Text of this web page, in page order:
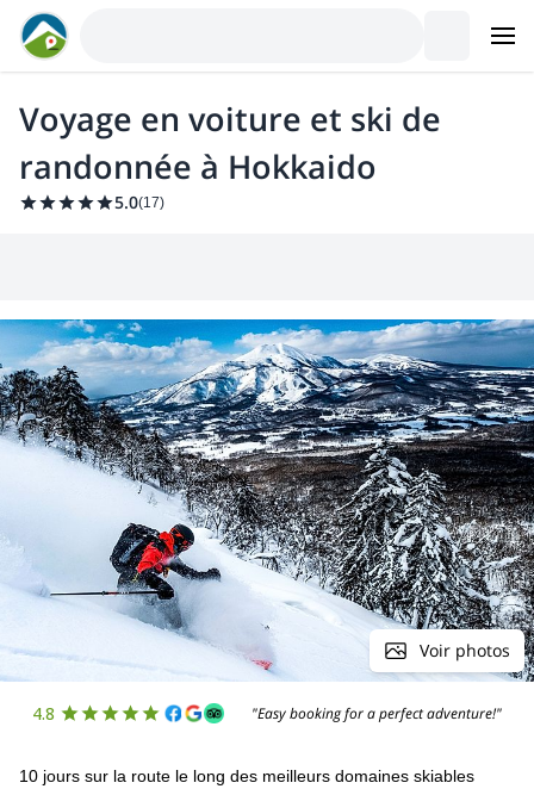
Voyage en voiture et ski de
randonnée à Hokkaido
5.0(17)
Voir photos
4.8 "Easy booking for a perfect adventure!"
10 jours sur la route le long des meilleurs domaines skiables